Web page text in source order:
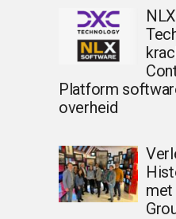
Platform
overheid
met